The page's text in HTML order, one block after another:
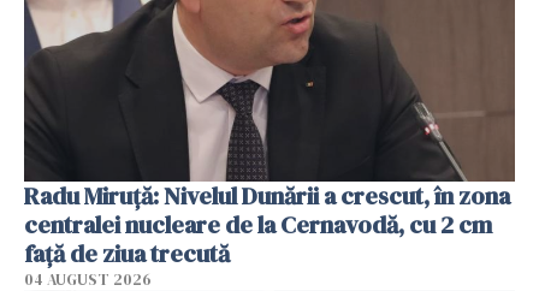
Radu Miruţă: Nivelul Dunării a crescut, în zona
centralei nucleare de la Cernavodă, cu 2 cm
faţă de ziua trecută
04 AUGUST 2026